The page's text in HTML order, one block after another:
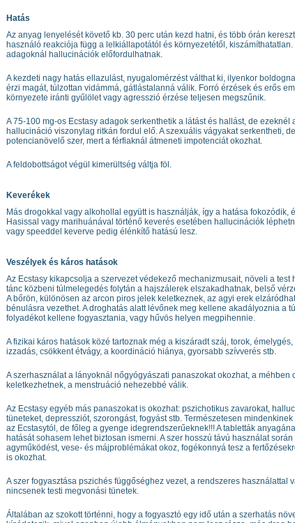
Hatás
Az anyag lenyelését követő kb. 30 perc után kezd hatni, és több órán
használó reakciója függ a lelkiállapotától és környezetétől,
adagoknál hallucinációk előfordulhatnak.
A kezdeti nagy hatás ellazulást, nyugalomérzést válthat ki, ilyenkor
érzi magát, túlzottan vidámmá, gátlástalanná válik. Forró érzések és erős
környezete iránti gyűlölet vagy agresszió érzése teljesen megszűnik.
A 75-100 mg-os Ecstasy adagok serkenthetik a látást és hallást, de ezeknél
hallucináció viszonylag ritkán fordul elő. A szexuális vágyakat serkentheti,
potencianövelő szer, mert a férfiaknál átmeneti impotenciát okozhat.
A feldobottságot végül kimerültség váltja föl.
Keverékek
Más drogokkal vagy alkohollal együtt is használják, így a hatása fokozódik,
Hasissal vagy marihuánával történő keverés esetében hallucinációk
vagy speeddel keverve pedig élénkítő hatású lesz.
Veszélyek és káros hatások
Az Ecstasy kikapcsolja a szervezet védekező mechanizmusait, növeli a test
tánc közbeni túlmelegedés folytán a hajszálerek elszakadhatnak, belső
A bőrön, különösen az arcon piros jelek keletkeznek, az agyi erek
bénulásra vezethet. A droghatás alatt lévőnek meg kellene akadályoznia a
folyadékot kellene fogyasztania, vagy hűvös helyen megpihennie.
A fizikai káros hatások közé tartoznak még a kiszáradt száj, torok,
izzadás, csökkent étvágy, a koordináció hiánya, gyorsabb szívverés stb.
A szerhasználat a lányoknál nőgyógyászati panaszokat okozhat, a méhben
keletkezhetnek, a menstruáció nehezebbé válik.
Az Ecstasy egyéb más panaszokat is okozhat: pszichotikus zavarokat,
tüneteket, depressziót, szorongást, fogyást stb. Természetesen
az Ecstasytól, de főleg a gyenge idegrendszerűeknek!!! A tabletták
hatását sohasem lehet biztosan ismerni. A szer hosszú távú használat
agyműködést, vese- és májproblémákat okoz, fogékonnyá tesz a
is okozhat.
A szer fogyasztása pszichés függőséghez vezet, a rendszeres használattal
nincsenek testi megvonási tünetek.
Általában az szokott történni, hogy a fogyasztó egy idő után a szerhatás